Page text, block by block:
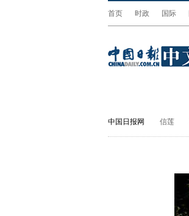
首页 时政 国际
中国日报网 信莲